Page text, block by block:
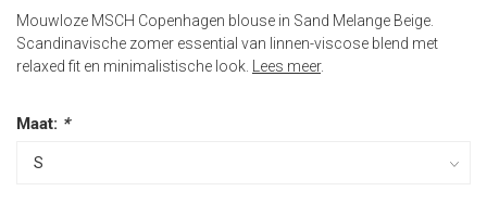
Mouwloze MSCH Copenhagen blouse in Sand Melange Beige.
Scandinavische zomer essential van linnen-viscose blend met
relaxed fit en minimalistische look.
Lees meer.
Maat: *